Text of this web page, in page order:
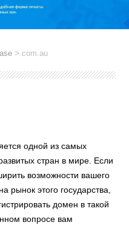
>com.au
одной из самых
стран в мире. Если
возможности вашего
рынок этого государства,
домен в такой
вопросе вам